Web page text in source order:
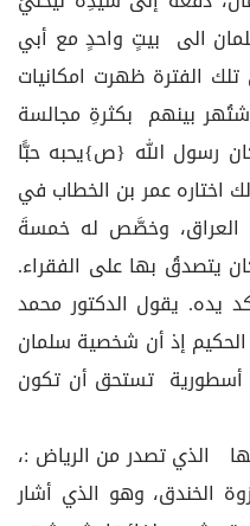
الى بيتٍ واحدٍ مع أبي
الفترة ظهرت امكانيات
بينهم بكثرةِ مجالسة
رسول الله {ص}يحبه حبًّا
اختاره عمر بن الخطاب في
العراق، وخصَّص له خمسةَ
يتصدقُ بها على الفقراء.
يده. يقول الدكتور محمد
إذ أن شخصية سلمان
أسطورية تستحق أن تكون
الذي تصدر من الرياض :،
الخندق، وهو الذي أشار